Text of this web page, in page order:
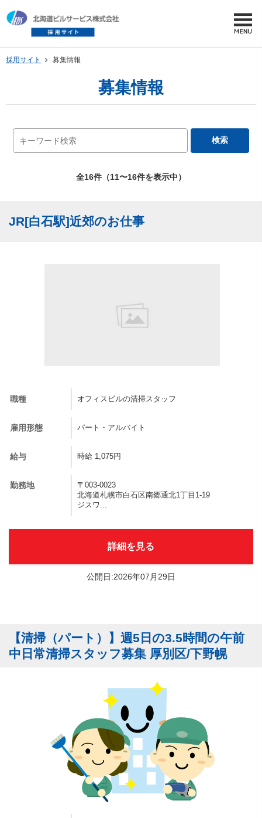
採用サイト 募集情報
募集情報
全16件（11〜16件を表示中）
JR[白石駅]近郊のお仕事
職種 オフィスビルの清掃スタッフ
雇用形態 パート・アルバイト
給与 時給 1,075円
勤務地
〒003-0023
北海道札幌市白石区南郷通北1丁目1-19
ジスワ...
詳細を見る
公開日:2026年07月29日
【清掃（パート）】週5日の3.5時間の午前
中日常清掃スタッフ募集 厚別区/下野幌